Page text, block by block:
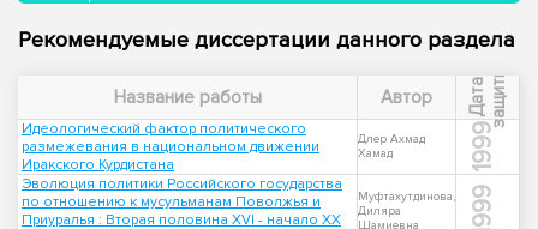
Рекомендуемые диссертации данного раздела
Название работы Автор Д
а
т
а
з
а
щ
и
т ы
Идеологический фактор политического
размежевания в национальном движении
Иракского Курдистана
Длер Ахмад
Хамад
1999
Эволюция политики Российского государства
по отношению к мусульманам Поволжья и
Приуралья : Вторая половина XVI - начало ХХ
Муфтахутдинова,
Диляра
Шамиевна
1999